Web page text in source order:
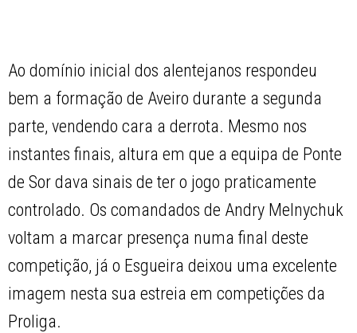
Ao domínio inicial dos alentejanos respondeu
bem a formação de Aveiro durante a segunda
parte, vendendo cara a derrota. Mesmo nos
instantes finais, altura em que a equipa de Ponte
de Sor dava sinais de ter o jogo praticamente
controlado. Os comandados de Andry Melnychuk
voltam a marcar presença numa final deste
competição, já o Esgueira deixou uma excelente
imagem nesta sua estreia em competições da
Proliga.